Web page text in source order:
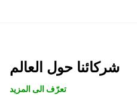
شركائنا حول العالم
تعرّف الى المزيد